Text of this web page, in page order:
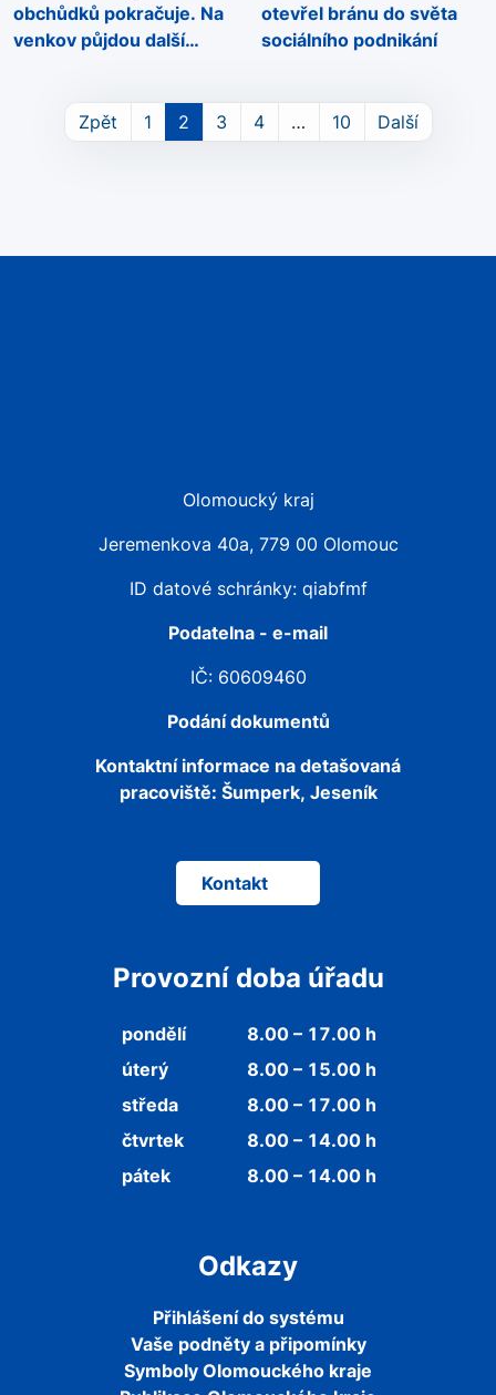
obchůdků pokračuje. Na
venkov půjdou další
otevřel bránu do světa
sociálního podnikání
Zpět 1 2 3 4 … 10 Další
Olomoucký kraj
Jeremenkova 40a, 779 00 Olomouc
ID datové schránky: qiabfmf
Podatelna - e-mail
IČ: 60609460
Podání dokumentů
Kontaktní informace na detašovaná
pracoviště: Šumperk, Jeseník
Kontakt
Provozní doba úřadu
pondělí
8.00 – 17.00 h
úterý
8.00 – 15.00 h
středa
8.00 – 17.00 h
čtvrtek
8.00 – 14.00 h
pátek
8.00 – 14.00 h
Odkazy
Přihlášení do systému
Vaše podněty a připomínky
Symboly Olomouckého kraje